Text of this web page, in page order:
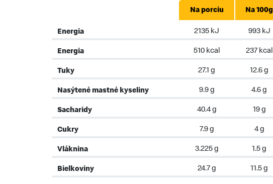
Naporciu Na100g
Energia 2135 kJ 993 kJ
Energia 510 kcal 237 kcal
Tuky 27.1 g 12.6 g
Nasýtené mastné kyseliny 9.9 g 4.6 g
Sacharidy 40.4 g 19 g
Cukry 7.9 g 4 g
Vláknina 3.225 g 1.5 g
Bielkoviny 24.7 g 11.5 g